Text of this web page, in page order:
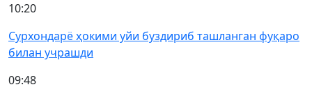
10:20
Сурхондарё ҳокими уйи буздириб ташланган фуқаро
билан учрашди
09:48